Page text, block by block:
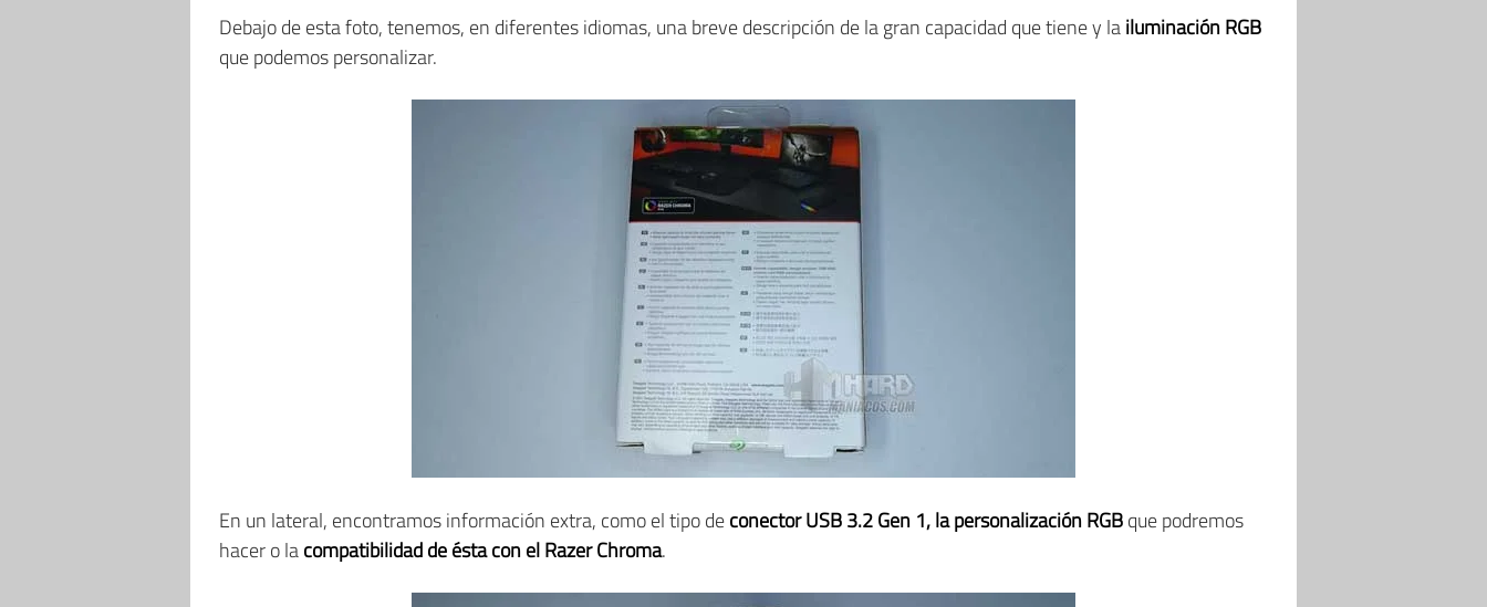
Debajo de esta foto, tenemos, en diferentes idiomas, una breve descripción de la gran capacidad que tiene y lailuminación RGB
que podemos personalizar.
En un lateral, encontramos información extra, como el tipo deconector USB 3.2 Gen 1, la personalización RGBque podremos
hacer o lacompatibilidad de ésta con el Razer Chroma.